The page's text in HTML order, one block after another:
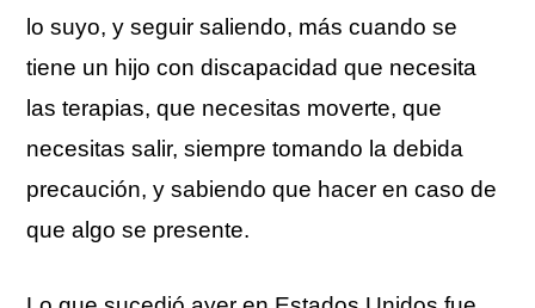
lo suyo, y seguir saliendo, más cuando se
tiene un hijo con discapacidad que necesita
las terapias, que necesitas moverte, que
necesitas salir, siempre tomando la debida
precaución, y sabiendo que hacer en caso de
que algo se presente.